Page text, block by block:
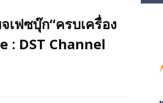
ฟซบุ๊ก“ครบเครื่อง
: DST Channel